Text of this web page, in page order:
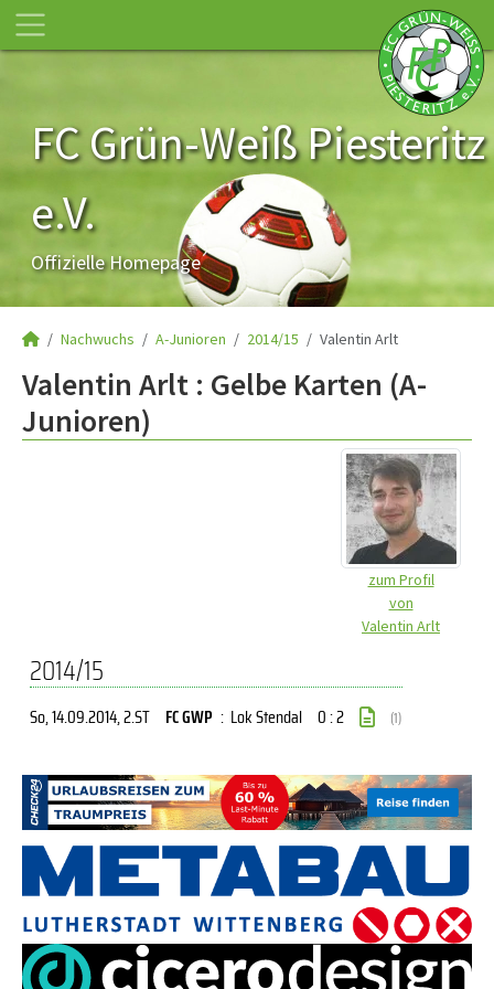
FC Grün-Weiß Piesteritz
e.V.
Offizielle Homepage
Nachwuchs A-Junioren 2014/15 Valentin Arlt
Valentin Arlt : Gelbe Karten (A-
Junioren)
zum Profil
von
Valentin Arlt
2014/15
So, 14.09.2014, 2.ST FC GWP : Lok Stendal 0 : 2 (1)